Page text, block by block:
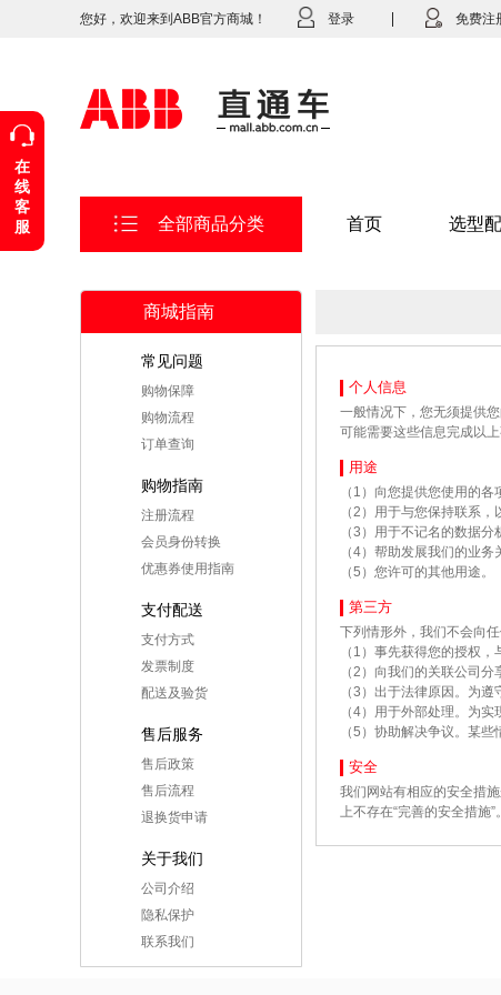
您好，欢迎来到ABB官方商城！ 登录 免费注
全部商品分类 首页 选型
商城指南
常见问题
购物保障
购物流程
订单查询
购物指南
注册流程
会员身份转换
优惠券使用指南
支付配送
支付方式
发票制度
配送及验货
售后服务
售后政策
售后流程
退换货申请
关于我们
公司介绍
隐私保护
联系我们
个人信息
一般情况下，您无须提供
可能需要这些信息完成以
用途
（1）向您提供您使用的
（2）用于与您保持联系
（3）用于不记名的数据
（4）帮助发展我们的业
（5）您许可的其他用途。
第三方
下列情形外，我们不会向
（1）事先获得您的授权
（2）向我们的关联公司分
（3）出于法律原因。为
（4）用于外部处理。为
（5）协助解决争议。某
安全
我们网站有相应的安全措
上不存在“完善的安全措施
在
线
客
服